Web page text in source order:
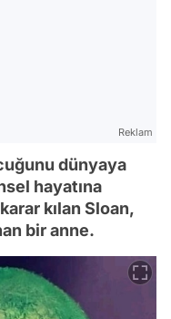
Reklam
dünyaya
hayatına
kılan Sloan,
bir anne.